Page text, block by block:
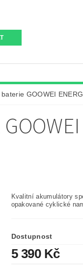
GOOWEI
Kvalitní akumulátory
opakované cyklické
Dostupnost
5 390 Kč